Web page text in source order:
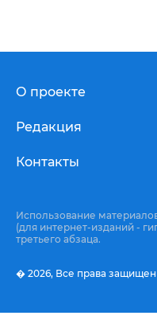
О проекте
Редакция
Контакты
Использование
(для интернет-изданий -
третьего абзаца.
� 2026, Все права